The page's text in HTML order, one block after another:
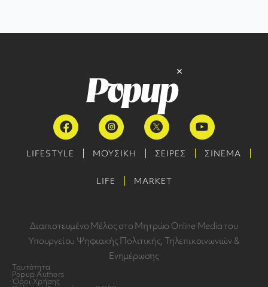
LIFESTYLE ΜΟΥΣΙΚΗ ΣΕΙΡΕΣ ΣΙΝΕΜΑ
LIFE MARKET
Διαπιστευμένο Μέλος στο Μητρώο Online Media του
Υπουργείου Ψηφιακής Πολιτικής, Τηλεπικοινωνιών &
Ενημέρωσης
Ταυτότητα
Popup Authors
Όροι Χρήσης